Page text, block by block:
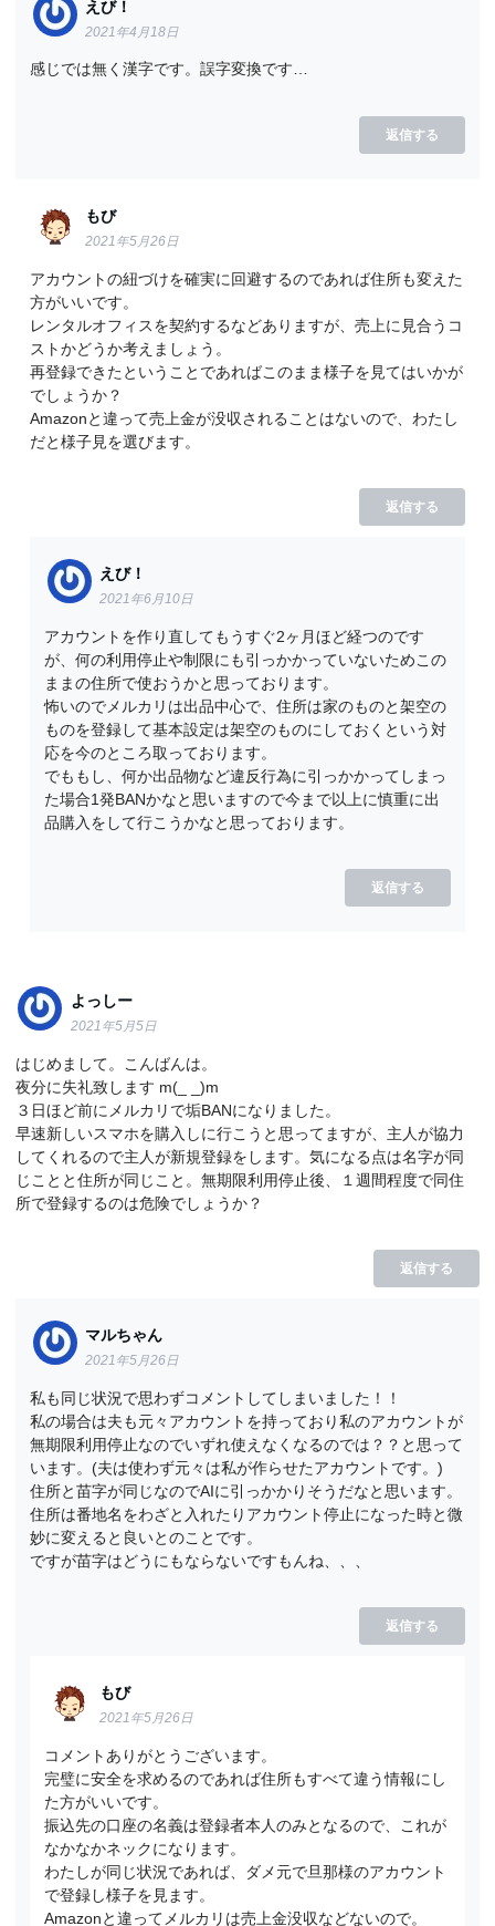
えび！
2021年4月18日
感じでは無く漢字です。誤字変換です…
返信する
もび
2021年5月26日
アカウントの紐づけを確実に回避するのであれば住所も変えた
方がいいです。
レンタルオフィスを契約するなどありますが、売上に見合うコ
ストかどうか考えましょう。
再登録できたということであればこのまま様子を見てはいかが
でしょうか？
Amazonと違って売上金が没収されることはないので、わたし
だと様子見を選びます。
返信する
えび！
2021年6月10日
アカウントを作り直してもうすぐ2ヶ月ほど経つのです
が、何の利用停止や制限にも引っかかっていないためこの
ままの住所で使おうかと思っております。
怖いのでメルカリは出品中心で、住所は家のものと架空の
ものを登録して基本設定は架空のものにしておくという対
応を今のところ取っております。
でももし、何か出品物など違反行為に引っかかってしまっ
た場合1発BANかなと思いますので今まで以上に慎重に出
品購入をして行こうかなと思っております。
返信する
よっしー
2021年5月5日
はじめまして。こんばんは。
夜分に失礼致します m(_ _)m
３日ほど前にメルカリで垢BANになりました。
早速新しいスマホを購入しに行こうと思ってますが、主人が協力
してくれるので主人が新規登録をします。気になる点は名字が同
じことと住所が同じこと。無期限利用停止後、１週間程度で同住
所で登録するのは危険でしょうか？
返信する
マルちゃん
2021年5月26日
私も同じ状況で思わずコメントしてしまいました！！
私の場合は夫も元々アカウントを持っており私のアカウントが
無期限利用停止なのでいずれ使えなくなるのでは？？と思って
います。(夫は使わず元々は私が作らせたアカウントです。)
住所と苗字が同じなのでAIに引っかかりそうだなと思います。
住所は番地名をわざと入れたりアカウント停止になった時と微
妙に変えると良いとのことです。
ですが苗字はどうにもならないですもんね、、、
返信する
もび
2021年5月26日
コメントありがとうございます。
完璧に安全を求めるのであれば住所もすべて違う情報にし
た方がいいです。
振込先の口座の名義は登録者本人のみとなるので、これが
なかなかネックになります。
わたしが同じ状況であれば、ダメ元で旦那様のアカウント
で登録し様子を見ます。
Amazonと違ってメルカリは売上金没収などないので。